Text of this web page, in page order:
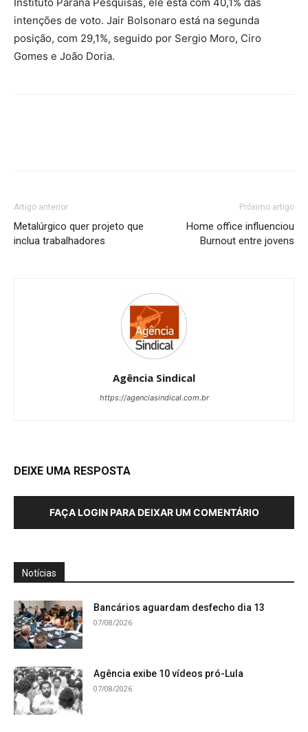
intenções de voto. Jair Bolsonaro está na segunda
posição, com 29,1%, seguido por Sergio Moro, Ciro
Gomes e João Doria.
Artigo anterior
Metalúrgico quer projeto que
inclua trabalhadores
Próximo artigo
Home office influenciou
Burnout entre jovens
Agência Sindical
https://agenciasindical.com.br
DEIXE UMA RESPOSTA
FAÇA LOGIN PARA DEIXAR UM COMENTÁRIO
Notícias
Bancários aguardam desfecho dia 13
07/08/2026
Agência exibe 10 vídeos pró-Lula
07/08/2026